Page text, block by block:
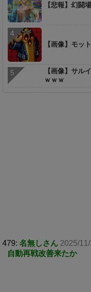
【悲報】幻闘
【画像】モッ
【画像】サル
ｗｗｗ
479: 名無しさん 2025/
自動再戦改善来たか